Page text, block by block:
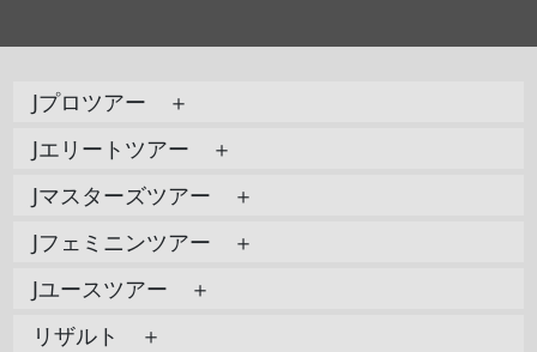
Jプロツアー ＋
Jエリートツアー ＋
Jマスターズツアー ＋
Jフェミニンツアー ＋
Jユースツアー ＋
リザルト ＋